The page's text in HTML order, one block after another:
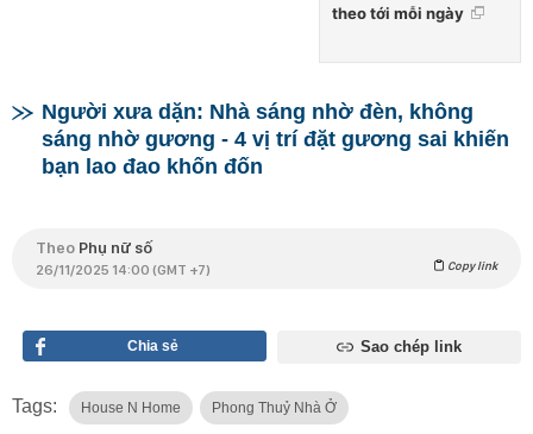
theo tới mỗi ngày
Người xưa dặn: Nhà sáng nhờ đèn, không
sáng nhờ gương - 4 vị trí đặt gương sai khiến
bạn lao đao khốn đốn
Theo Phụ nữ số
26/11/2025 14:00 (GMT +7) Copy link
Chia sẻ Sao chép link
Tags: House N Home Phong Thuỷ Nhà Ở